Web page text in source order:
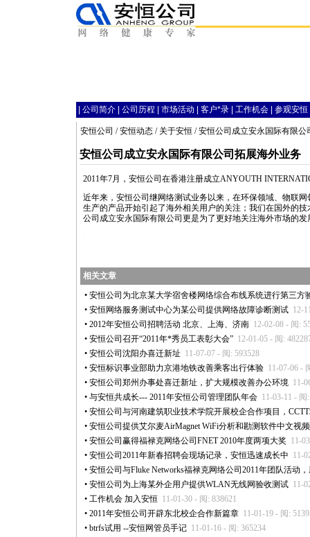
公司简介 公司历程 市场活动 客户*录 工作机会 参观安恒
安恒公司 /安恒动态 / 关于安恒 / 安恒公司成立安永国际有限公
安恒公司成立安永国际有限公司拓展海外业务
2011年7月，安恒公司在香港注册成立ANYOUTH
近年来，安恒公司继网络测试业务以来，在环保领域、物联
生产的产品开始引起了海外相关用户的关注；我们在国外的
公司成立安永国际有限公司更是为了更好地关注海外市场的
相关文章
• 安恒公司为北京某大学宿舍楼网络综合布线系统进行第三方
• 安恒网络服务测试中心为某公司提供网络故障诊断测试 12-
• 2012年安恒公司招聘活动 北京、上海、济南 12-02-08 - 阅:
• 安恒公司召开“2011年*秀员工表彰大会” 12-01-05 - 阅:
• 安恒公司沈阳办喜迁新址 11-07-07 - 阅: 593528
• 安恒标识事业部助力京港地铁改善乘客出行体验 11-07-06 -
• 安恒公司郑州办事处喜迁新址，扩大规模改善办公环境 11-
• 与安恒共成长--- 2011年安恒公司管理团队年会 11-03-11 - 阅
• 安恒公司与河南建筑职业技术学院开展校企合作项目，
• 安恒公司提供艾尔麦AirMagnet WiFi分析和勘测软件中文视
• 安恒公司赢得福禄克网络公司FNET 2010年度两项大奖 11-
• 安恒公司2011年新春招聘会现场记录，安恒迅速成长中 11-
• 安恒公司与Fluke Networks福禄克网络公司2011年团队活动
• 安恒公司为上海某外企用户提供WLAN无线网验收测试 11-
• 工作机会 加入安恒 11-01-30 - 阅: 838621
• 2011年安恒公司开辟东北校企合作新篇章 11-01-19 - 阅:
• btrfs试用 --安恒网管员手记 11-01-16 - 阅: 365234